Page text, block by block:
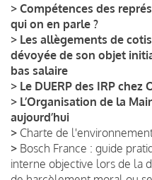
> Compétences des
qui on en parle ?
> Les allègements de
dévoyée de son objet
bas salaire
> Le DUERP des IRP chez
> L’Organisation de la
aujourd’hui
> Charte de
> Bosch France : guide
interne objective lors de la